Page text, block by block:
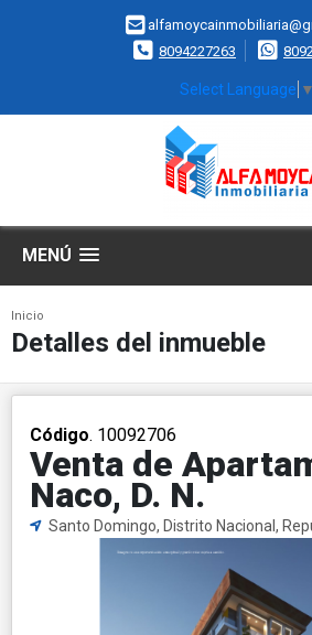
8094227263
Select Language ▼
MENÚ
Inicio
Detalles del inmueble
Código. 10092706
Venta de
Naco, D. N.
Santo Domingo, Distrito Nacional,